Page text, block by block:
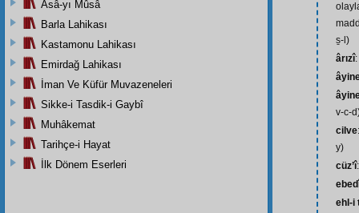
s̱-l)
ârızî
v-c-
cilve
y)
cüz’î
ehl-i
Asâ-yı Mûsâ
Barla Lahikası
Kastamonu Lahikası
Emirdağ Lahikası
İman Ve Küfür Muvazeneleri
Sikke-i Tasdik-i Gaybî
Muhâkemat
Tarihçe-i Hayat
İlk Dönem Eserleri